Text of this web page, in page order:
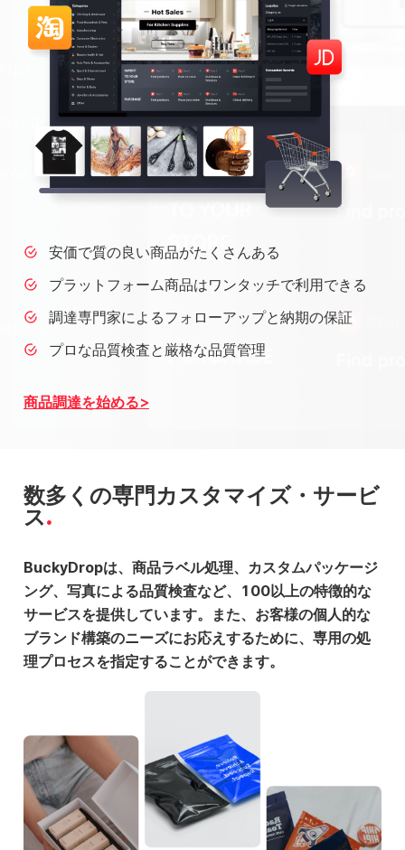
安価で質の良い商品がたくさんある
プラットフォーム商品はワンタッチで利用できる
調達専門家によるフォローアップと納期の保証
プロな品質検査と厳格な品質管理
商品調達を始める
数多くの専門カスタマイズ・サービ
ス
BuckyDropは、商品ラベル処理、カスタムパッケージ
ング、写真による品質検査など、100以上の特徴的な
サービスを提供しています。また、お客様の個人的な
ブランド構築のニーズにお応えするために、専用の処
理プロセスを指定することができます。